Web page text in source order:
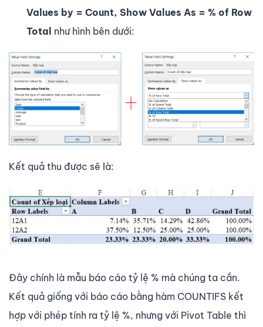
Values by = Count, Show Values As = % of Row
Total như hình bên dưới:
Kết quả thu được sẽ là:
Đây chính là mẫu báo cáo tỷ lệ % mà chúng ta cần.
Kết quả giống với báo cáo bằng hàm COUNTIFS kết
hợp với phép tính ra tỷ lệ %, nhưng với Pivot Table thì